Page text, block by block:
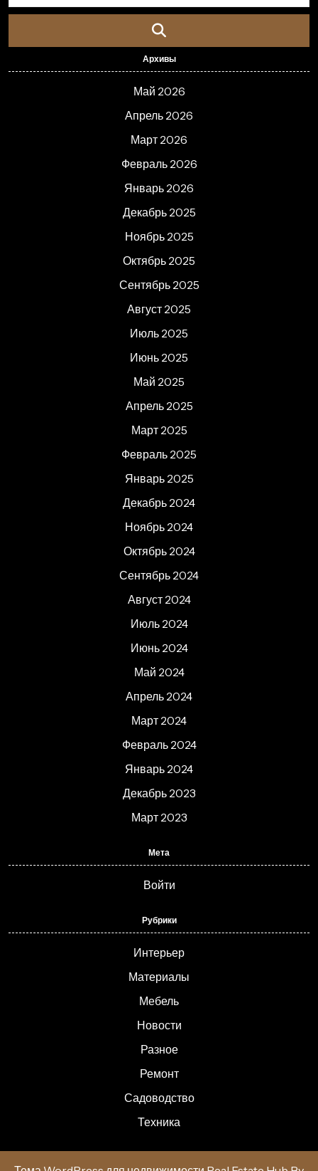
Архивы
Май 2026
Апрель 2026
Март 2026
Февраль 2026
Январь 2026
Декабрь 2025
Ноябрь 2025
Октябрь 2025
Сентябрь 2025
Август 2025
Июль 2025
Июнь 2025
Май 2025
Апрель 2025
Март 2025
Февраль 2025
Январь 2025
Декабрь 2024
Ноябрь 2024
Октябрь 2024
Сентябрь 2024
Август 2024
Июль 2024
Июнь 2024
Май 2024
Апрель 2024
Март 2024
Февраль 2024
Январь 2024
Декабрь 2023
Март 2023
Мета
Войти
Рубрики
Интерьер
Материалы
Мебель
Новости
Разное
Ремонт
Садоводство
Техника